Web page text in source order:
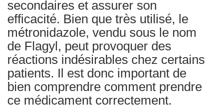
secondaires et assurer son
efficacité. Bien que très utilisé, le
métronidazole, vendu sous le nom
de Flagyl, peut provoquer des
réactions indésirables chez certains
patients. Il est donc important de
bien comprendre comment prendre
ce médicament correctement.